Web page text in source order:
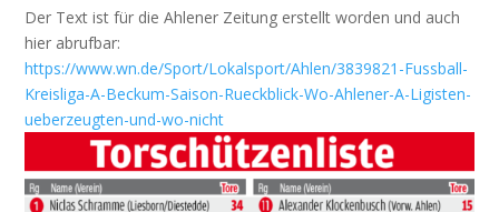
Der Text ist für die Ahlener Zeitung erstellt worden und auch
hier abrufbar:
https://www.wn.de/Sport/Lokalsport/Ahlen/3839821-Fussball-
Kreisliga-A-Beckum-Saison-Rueckblick-Wo-Ahlener-A-Ligisten-
ueberzeugten-und-wo-nicht